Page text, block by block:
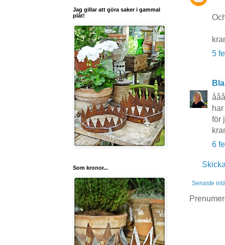
5
för
6
Senaste
Jag gillar att göra saker i gammal
plåt!
Som kronor...